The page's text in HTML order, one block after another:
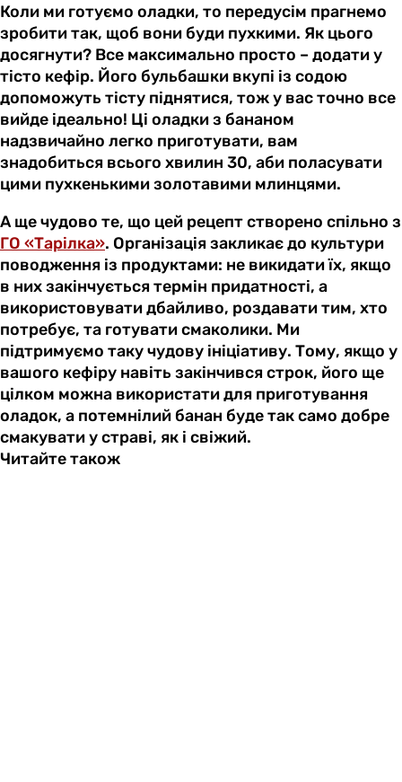
Коли ми готуємо оладки, то передусім прагнемо
зробити так, щоб вони буди пухкими. Як цього
досягнути? Все максимально просто – додати у
тісто кефір. Його бульбашки вкупі із содою
допоможуть тісту піднятися, тож у вас точно все
вийде ідеально! Ці оладки з бананом
надзвичайно легко приготувати, вам
знадобиться всього хвилин 30, аби поласувати
цими пухкенькими золотавими млинцями.
А ще чудово те, що цей рецепт створено спільно з
ГО «Тарілка». Організація закликає до культури
поводження із продуктами: не викидати їх, якщо
в них закінчується термін придатності, а
використовувати дбайливо, роздавати тим, хто
потребує, та готувати смаколики. Ми
підтримуємо таку чудову ініціативу. Тому, якщо у
вашого кефіру навіть закінчився строк, його ще
цілком можна використати для приготування
оладок, а потемнілий банан буде так само добре
смакувати у страві, як і свіжий.
Читайте також